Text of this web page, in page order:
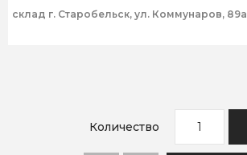
склад г. Старобельск, ул. Коммунаров, 89а
Количество